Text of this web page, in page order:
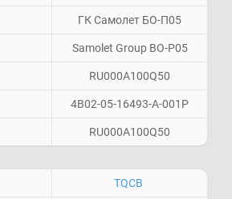
ГК Самолет БО-П05
Samolet Group BO-P05
RU000A100Q50
4B02-05-16493-A-001P
RU000A100Q50
TQCB